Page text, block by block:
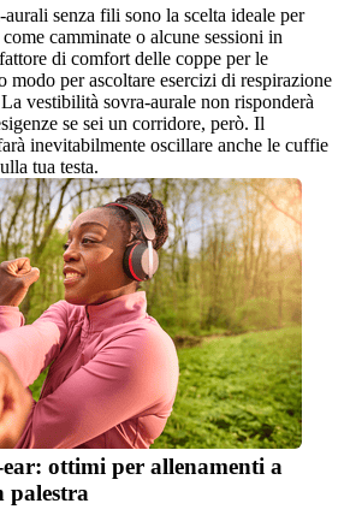
senza fili sono la scelta ideale per
camminate o alcune sessioni in
di comfort delle coppe per le
modo per ascoltare esercizi di respirazione
vestibilità sovra-aurale non risponderà
se sei un corridore, però. Il
inevitabilmente oscillare anche le cuffie
tua testa.
ottimi per allenamenti a
palestra